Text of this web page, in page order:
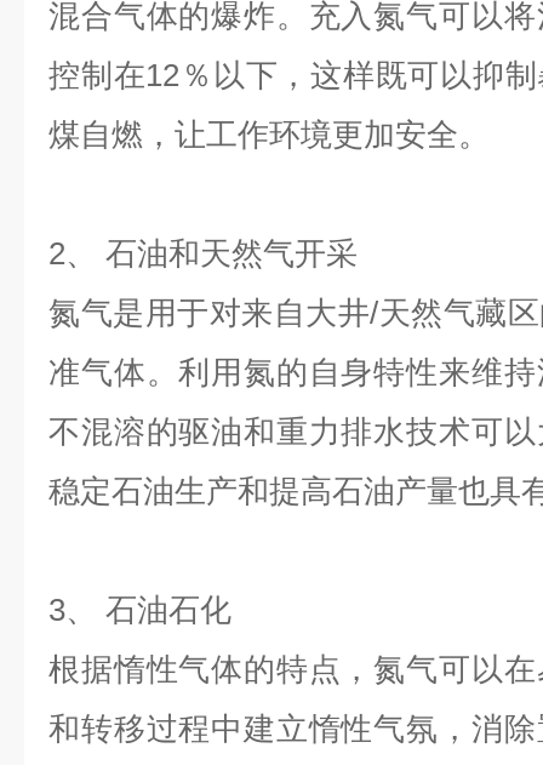
混合气体的爆炸。充入氮气可以
控制在12％以下，这样既可以抑
煤自燃，让工作环境更加安全。
2、 石油和天然气开采
氮气是用于对来自大井/天然气藏
准气体。利用氮的自身特性来维
不混溶的驱油和重力排水技术可
稳定石油生产和提高石油产量也具
3、 石油石化
根据惰性气体的特点，氮气可以
和转移过程中建立惰性气氛，消